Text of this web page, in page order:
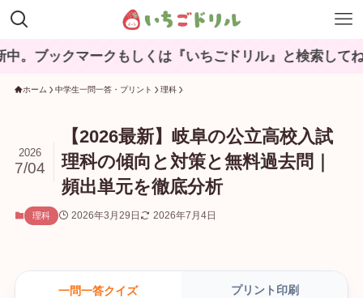
ークもしくは『いちごドリル』と検索してね♪
ホーム 中学生一問一答・プリント 理科
【2026最新】岐阜の公立高校入試
理科の傾向と対策と無料過去問｜
頻出単元を徹底分析
2026
7/04
理科 2026年3月29日 2026年7月4日
一問一答クイズ プリント印刷